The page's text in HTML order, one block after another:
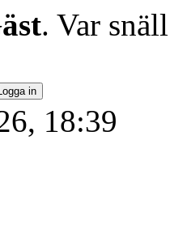
. Var
18:39